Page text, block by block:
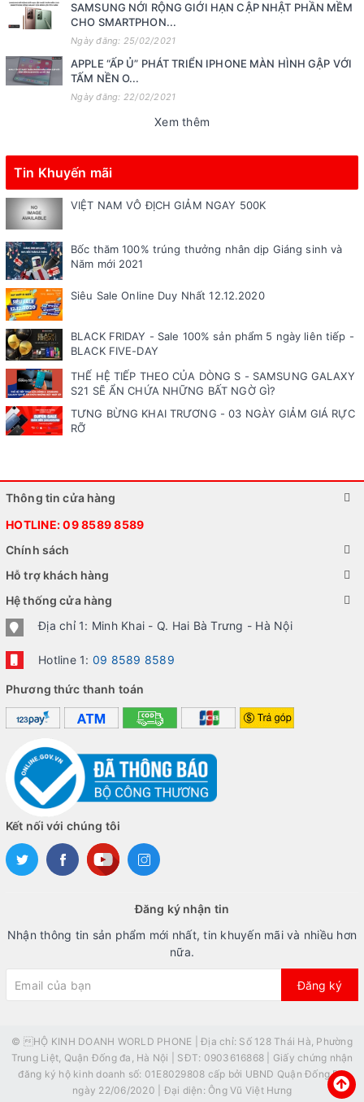
SAMSUNG NỚI RỘNG GIỚI HẠN CẬP NHẬT PHẦN MỀM
CHO SMARTPHON...
Ngày đăng: 25/02/2021
APPLE “ẤP Ủ” PHÁT TRIỂN IPHONE MÀN HÌNH GẬP VỚI
TẤM NỀN O...
Ngày đăng: 22/02/2021
Xem thêm
Tin Khuyến mãi
VIỆT NAM VÔ ĐỊCH GIẢM NGAY 500K
Bốc thăm 100% trúng thưởng nhân dịp Giáng sinh và
Năm mới 2021
Siêu Sale Online Duy Nhất 12.12.2020
BLACK FRIDAY - Sale 100% sản phẩm 5 ngày liên tiếp -
BLACK FIVE-DAY
THẾ HỆ TIẾP THEO CỦA DÒNG S - SAMSUNG GALAXY
S21 SẼ ẨN CHỨA NHỮNG BẤT NGỜ GÌ?
TƯNG BỪNG KHAI TRƯƠNG - 03 NGÀY GIẢM GIÁ RỰC
RỠ
Thông tin cửa hàng
HOTLINE:09 8589 8589
Chính sách
Hỗ trợ khách hàng
Hệ thống cửa hàng
Địa chỉ 1: Minh Khai - Q. Hai Bà Trưng - Hà Nội
Hotline 1: 09 8589 8589
Phương thức thanh toán
Kết nối với chúng tôi
Đăng ký nhận tin
Nhận thông tin sản phẩm mới nhất, tin khuyến mãi và nhiều hơn
nữa.
Đăng ký
© HỘ KINH DOANH WORLD PHONE | Địa chỉ: Số 128 Thái Hà, Phường
Trung Liệt, Quận Đống đa, Hà Nội | SĐT: 0903616868 | Giấy chứng nhận
đăng ký hộ kinh doanh số: 01E8029808 cấp bởi UBND Quận Đống Đa
ngày 22/06/2020 | Đại diện: Ông Vũ Việt Hưng